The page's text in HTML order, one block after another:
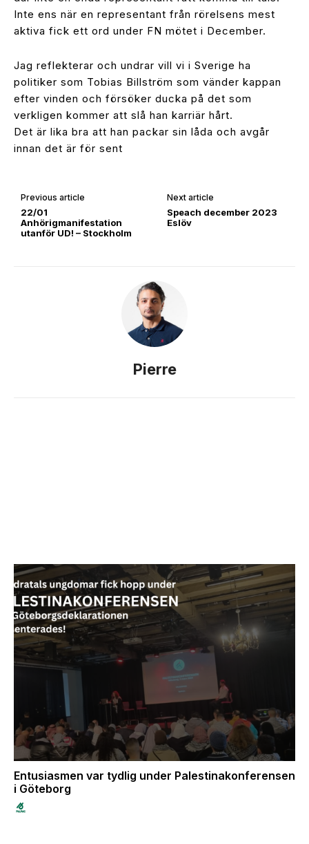
Inte ens när en representant från rörelsens mest
aktiva fick ett ord under FN mötet i December.
Jag reflekterar och undrar vill vi i Sverige ha
politiker som Tobias Billström som vänder kappan
efter vinden och försöker ducka på det som
verkligen kommer att slå han karriär hårt.
Det är lika bra att han packar sin låda och avgår
innan det är för sent
Previous article
22/01
Anhörigmanifestation
utanför UD! – Stockholm
Next article
Speach december 2023
Eslöv
Pierre
Entusiasmen var tydlig under Palestinakonferensen
i Göteborg